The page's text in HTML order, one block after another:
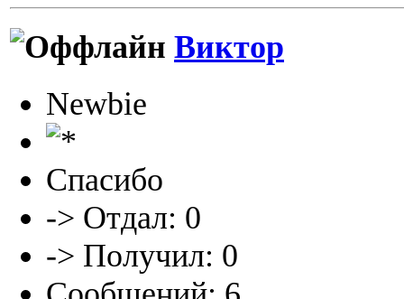
Виктор
Newbie
Спасибо
-> Отдал: 0
-> Получил: 0